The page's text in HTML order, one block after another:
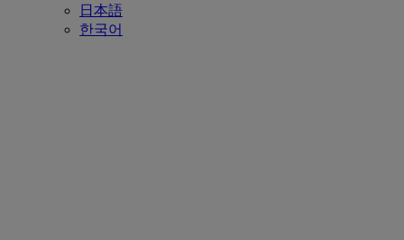
日本語
한국어